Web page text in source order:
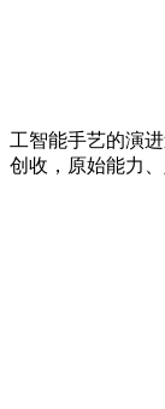
工智能手艺的演
创收，原始能力